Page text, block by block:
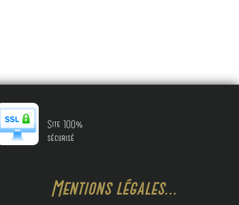
Site 100%
sécurisé
Mentions légales...